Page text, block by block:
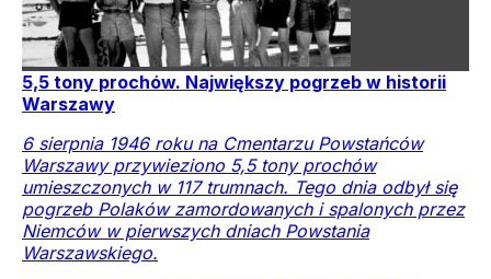
5,5 tony prochów. Największy pogrzeb w historii
Warszawy
6 sierpnia 1946 roku na Cmentarzu Powstańców
Warszawy przywieziono 5,5 tony prochów
umieszczonych w 117 trumnach. Tego dnia odbył się
pogrzeb Polaków zamordowanych i spalonych przez
Niemców w pierwszych dniach Powstania
Warszawskiego.